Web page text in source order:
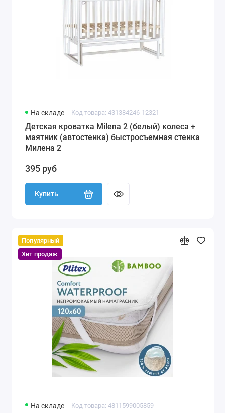
На складе Код товара: 431384246-12321
Детская кроватка Milena 2 (белый) колеса +
маятник (автостенка) быстросъемная стенка
Милена 2
395 руб
Купить
Популярный
Хит продаж
На складе Код товара: 4811599005859